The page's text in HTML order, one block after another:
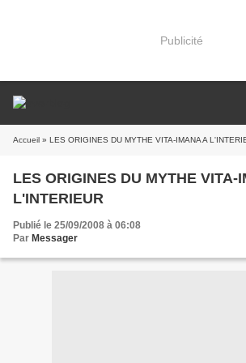
Publicité
Accueil » LES ORIGINES DU MYTHE VITA-IMANA A
LES ORIGINES DU MYTHE VITA-
L'INTERIEUR
Publié le 25/09/2008 à 06:08
Par Messager